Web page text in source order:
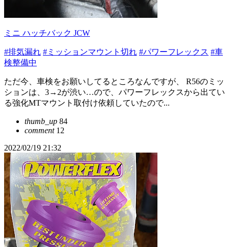
ミニ ハッチバック JCW
#排気漏れ #ミッションマウント切れ #パワーフレックス #車
検整備中
ただ今、車検をお願いしてるところなんですが、 R56のミッ
ションは、3→2が渋い…ので、パワーフレックスから出てい
る強化MTマウント取付け依頼していたので...
thumb_up 84
comment12
2022/02/19 21:32